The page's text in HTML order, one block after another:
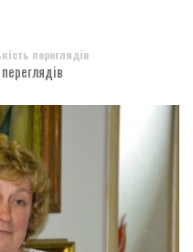
переглядів